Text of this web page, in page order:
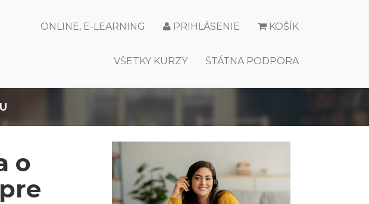
KOŠÍK
PRIHLÁSENIE
ONLINE, E-LEARNING
ŠTÁTNA PODPORA
VŠETKY KURZY
o